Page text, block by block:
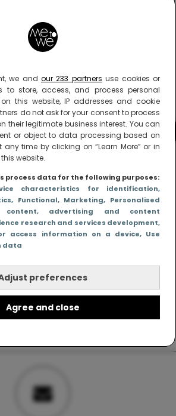
we and our 233 partners use cookies or
to store, access, and process personal
this website, IP addresses and cookie
do not ask for your consent to process
their legitimate business interest. You can
or object to data processing based on
time by clicking on “Learn More” or in
website.
process data for the following purposes:
characteristics for identification,
, Functional, Marketing, Personalised
content, advertising and content
research and services development,
access information on a device, Use
data
preferences
Agree and close